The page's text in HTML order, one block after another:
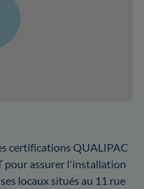
certifications QUALIPAC
pour assurer l'installation
locaux situés au 11 rue